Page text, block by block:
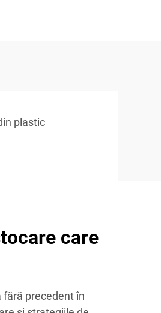
plastic
care
fără precedent în